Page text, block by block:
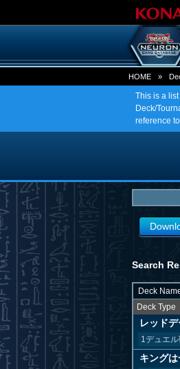
HOME »
This is a
Deck/
reference
Search
Deck
Deck Type
レッド
1デュエル
キング